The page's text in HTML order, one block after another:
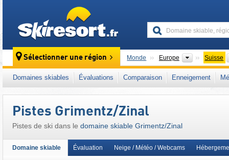
Sélectionner une région Monde Europe Continents
Suisse
Ce domaine skiable se situe aussi dans :
Europe de l'Ouest
Europe centrale
Domaines skiables Évaluations Comparaison Enneigement
Pistes Grimentz/​Zinal
Pistes de ski dans le domaine skiable Grimentz/​Zinal
Domaine skiable Évaluation Neige / Météo / Webcams